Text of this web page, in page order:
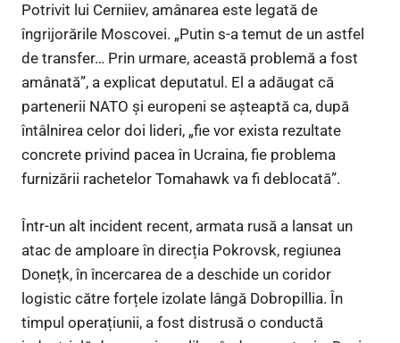
Potrivit lui Cerniiev, amânarea este legată de
îngrijorările Moscovei. „Putin s-a temut de un astfel
de transfer… Prin urmare, această problemă a fost
amânată”, a explicat deputatul. El a adăugat că
partenerii NATO și europeni se așteaptă ca, după
întâlnirea celor doi lideri, „fie vor exista rezultate
concrete privind pacea în Ucraina, fie problema
furnizării rachetelor Tomahawk va fi deblocată”.
Într-un alt incident recent, armata rusă a lansat un
atac de amploare în direcția Pokrovsk, regiunea
Donețk, în încercarea de a deschide un coridor
logistic către forțele izolate lângă Dobropillia. În
timpul operațiunii, a fost distrusă o conductă